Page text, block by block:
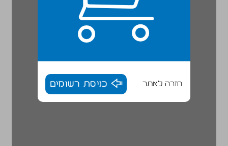
חזרה לאתר כניסת רשומים